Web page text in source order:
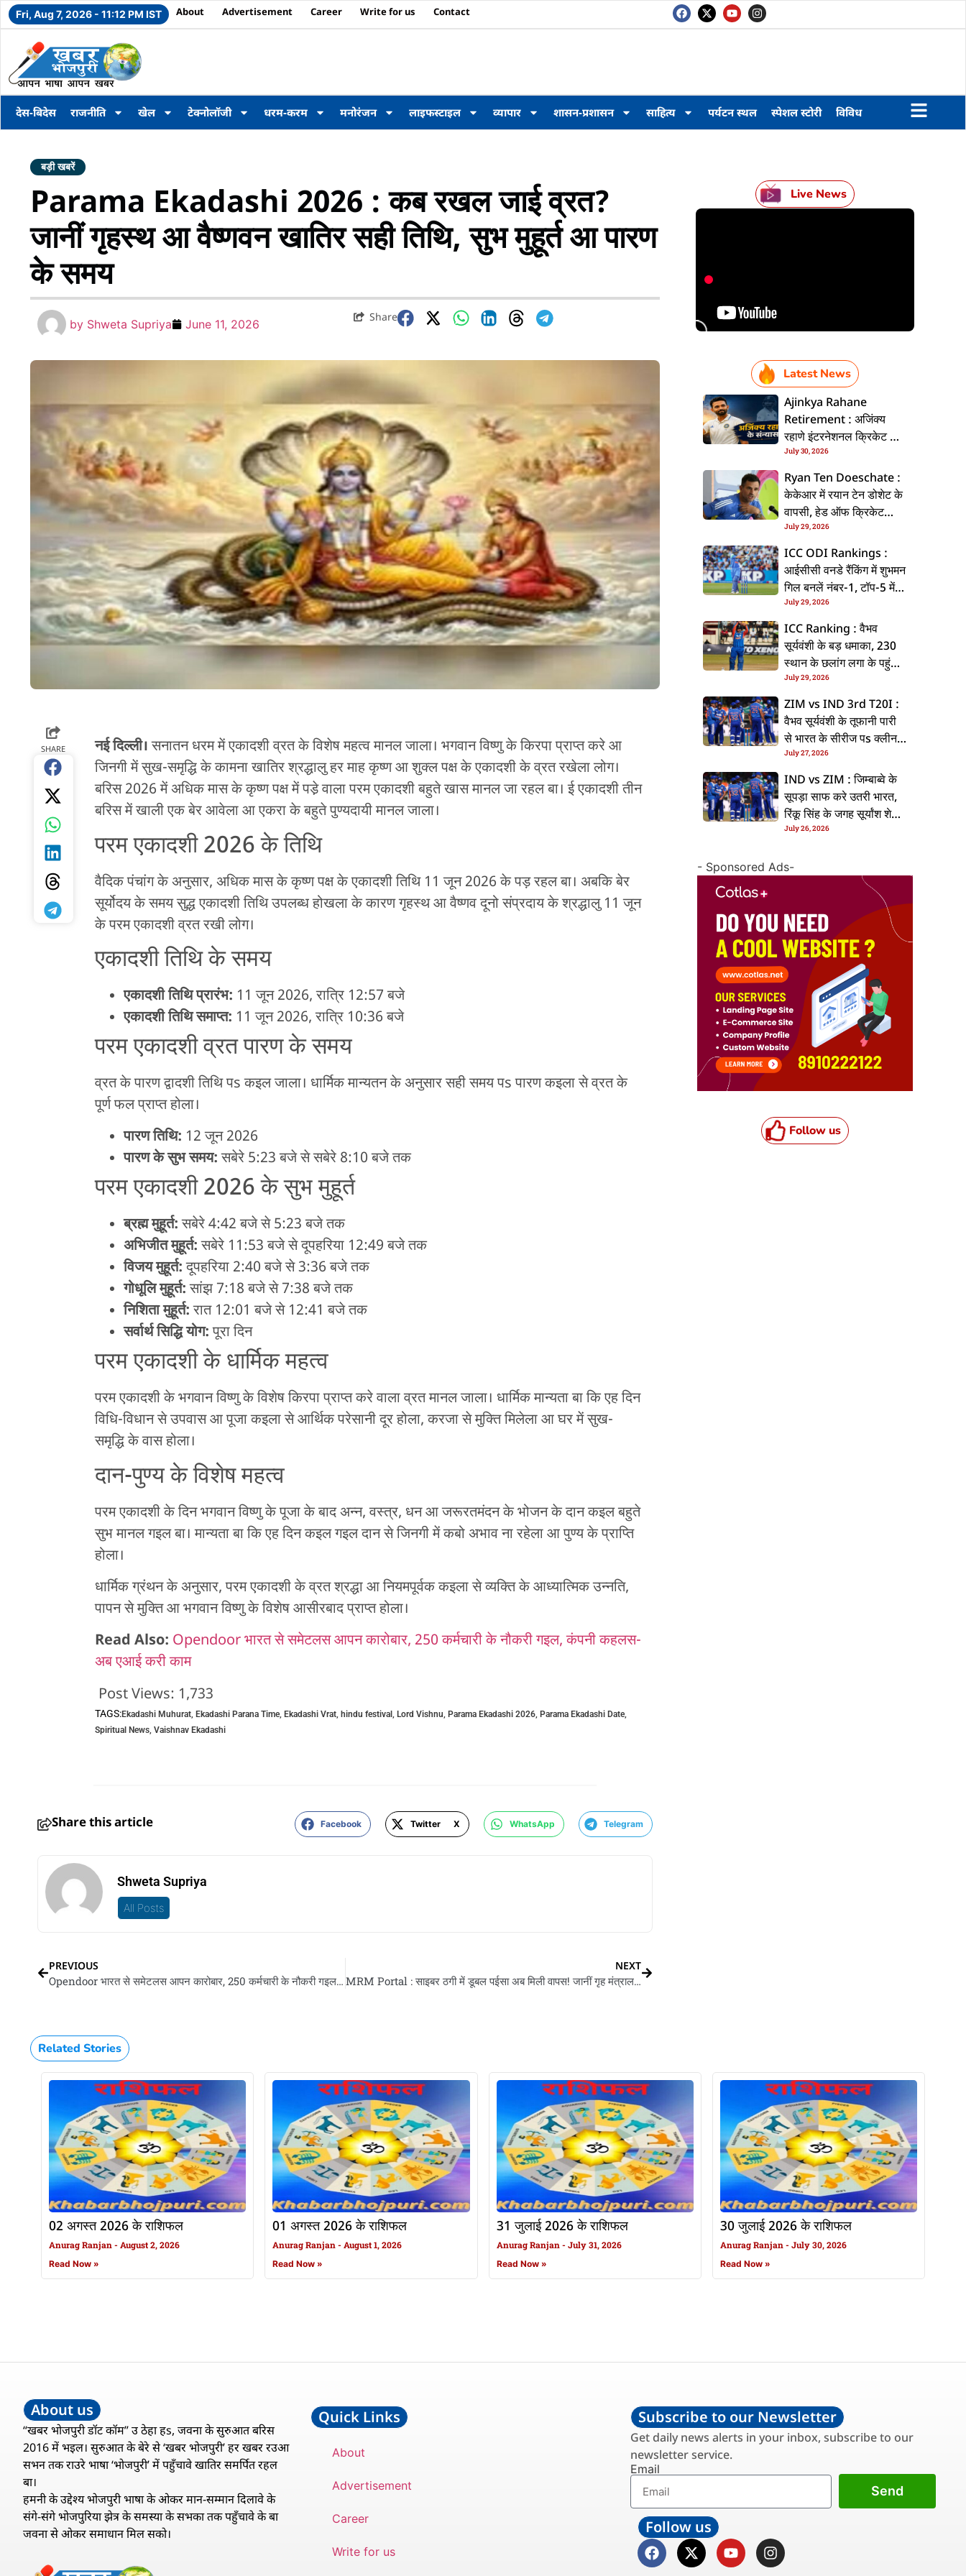
Fri, Aug 7, 2026 - 11:12 PM IST About Advertisement Career Write for us Contact
देस-बिदेस राजनीति खेल टेक्नोलॉजी धरम-करम मनोरंजन लाइफस्टाइल व्यापार शासन-प्रशासन साहित्य पर्यटन स्थल स्पेशल स्टोरी विविध
बड़ी खबरें
Parama Ekadashi 2026 : कब रखल जाई व्रत?
जानीं गृहस्थ आ वैष्णवन खातिर सही तिथि, सुभ मुहूर्त आ पारण
के समय
by Shweta Supriya June 11, 2026
Share
SHARE नई दिल्ली।सनातन धरम में एकादशी व्रत के विशेष महत्व मानल जाला। भगवान विष्णु के किरपा प्राप्त करे आ
जिनगी में सुख-समृद्धि के कामना खातिर श्रद्धालु हर माह कृष्ण आ शुक्ल पक्ष के एकादशी के व्रत रखेला लोग।
बरिस 2026 में अधिक मास के कृष्ण पक्ष में पडे़ वाला परम एकादशी बहुते खास मानल जा रहल बा। ई एकादशी तीन
बरिस में खाली एक बेर आवेला आ एकरा के बहुते पुण्यदायी मानल जाला।
परम एकादशी 2026 के तिथि
वैदिक पंचांग के अनुसार, अधिक मास के कृष्ण पक्ष के एकादशी तिथि 11 जून 2026 के पड़ रहल बा। अबकि बेर
सूर्योदय के समय सुद्ध एकादशी तिथि उपलब्ध होखला के कारण गृहस्थ आ वैष्णव दूनो संप्रदाय के श्रद्धालु 11 जून
के परम एकादशी व्रत रखी लोग।
एकादशी तिथि के समय
एकादशी तिथि प्रारंभ: 11 जून 2026, रात्रि 12:57 बजे
एकादशी तिथि समाप्त: 11 जून 2026, रात्रि 10:36 बजे
परम एकादशी व्रत पारण के समय
व्रत के पारण द्वादशी तिथि पs कइल जाला। धार्मिक मान्यतन के अनुसार सही समय पs पारण कइला से व्रत के
पूर्ण फल प्राप्त होला।
पारण तिथि: 12 जून 2026
पारण के सुभ समय:सबेरे 5:23 बजे से सबेरे 8:10 बजे तक
परम एकादशी 2026 के सुभ मुहूर्त
ब्रह्म मुहूर्त:सबेरे 4:42 बजे से 5:23 बजे तक
अभिजीत मुहूर्त:सबेरे 11:53 बजे से दूपहरिया 12:49 बजे तक
विजय मुहूर्त:दूपहरिया 2:40 बजे से 3:36 बजे तक
गोधूलि मुहूर्त:सांझ 7:18 बजे से 7:38 बजे तक
निशिता मुहूर्त:रात 12:01 बजे से 12:41 बजे तक
सर्वार्थ सिद्धि योग:पूरा दिन
परम एकादशी के धार्मिक महत्व
परम एकादशी के भगवान विष्णु के विशेष किरपा प्राप्त करे वाला व्रत मानल जाला। धार्मिक मान्यता बा कि एह दिन
विधि-विधान से उपवास आ पूजा कइला से आर्थिक परेसानी दूर होला, करजा से मुक्ति मिलेला आ घर में सुख-
समृद्धि के वास होला।
दान-पुण्य के विशेष महत्व
परम एकादशी के दिन भगवान विष्णु के पूजा के बाद अन्न, वस्त्र, धन आ जरूरतमंदन के भोजन के दान कइल बहुते
सुभ मानल गइल बा। मान्यता बा कि एह दिन कइल गइल दान से जिनगी में कबो अभाव ना रहेला आ पुण्य के प्राप्ति
होला।
धार्मिक ग्रंथन के अनुसार, परम एकादशी के व्रत श्रद्धा आ नियमपूर्वक कइला से व्यक्ति के आध्यात्मिक उन्नति,
पापन से मुक्ति आ भगवान विष्णु के विशेष आसीरबाद प्राप्त होला।
Read Also: Opendoor भारत से समेटलस आपन कारोबार, 250 कर्मचारी के नौकरी गइल, कंपनी कहलस-
अब एआई करी काम
Post Views: 1,733
TAGS:Ekadashi Muhurat, Ekadashi Parana Time, Ekadashi Vrat, hindu festival, Lord Vishnu, Parama Ekadashi 2026, Parama Ekadashi Date,
Spiritual News, Vaishnav Ekadashi
Share this article Facebook Twitter X WhatsApp Telegram
Shweta Supriya
All Posts
PREVIOUS
Opendoor भारत से समेटलस आपन कारोबार, 250 कर्मचारी के नौकरी गइल, कंपनी कहलस- अब एआई करी काम
NEXT
MRM Portal : साइबर ठगी में डूबल पईसा अब मिली वापस! जानीं गृह मंत्रालय के नया एमआरएम पोर्टल के पूरा तरीका
Live News
Latest News
Ajinkya Rahane
Retirement : अजिंक्य
रहाणे इंटरनेशनल क्रिकेट से
ललें संन्यास, सोशल मीडिया
पs पोस्ट कs के कइलें एलान
July 30, 2026
Ryan Ten Doeschate :
केकेआर में रयान टेन डोशेट के
वापसी, हेड ऑफ क्रिकेट
स्ट्रेटजी के जिम्मेदारी संभरिहें
July 29, 2026
ICC ODI Rankings :
आईसीसी वनडे रैंकिंग में शुभमन
गिल बनलें नंबर-1, टॉप-5 में
भारत के तीन बल्लेबाज
July 29, 2026
ICC Ranking : वैभव
सूर्यवंशी के बड़ धमाका, 230
स्थान के छलांग लगा के पहुंचलें
48वां नंबर पs
July 29, 2026
ZIM vs IND 3rd T20I :
वैभव सूर्यवंशी के तूफानी पारी
से भारत के सीरीज पs क्लीन
स्वीप, जिम्बाब्वे 35 रन से
हारल
July 27, 2026
IND vs ZIM : जिम्बाब्वे के
सूपड़ा साफ करे उतरी भारत,
रिंकू सिंह के जगह सूर्यांश शेडगे
के मिल सकेला मवका
July 26, 2026
- Sponsored Ads-
Follow us
Related Stories
02 अगस्त 2026 के राशिफल
Anurag Ranjan August 2, 2026
Read Now »
01 अगस्त 2026 के राशिफल
Anurag Ranjan August 1, 2026
Read Now »
31 जुलाई 2026 के राशिफल
Anurag Ranjan July 31, 2026
Read Now »
30 जुलाई 2026 के राशिफल
Anurag Ranjan July 30, 2026
Read Now »
About us
“खबर भोजपुरी डॉट कॉम” उ ठेहा हs, जवना के सुरुआत बरिस
2016 में भइल। सुरुआत के बेरे से ‘खबर भोजपुरी’ हर खबर रउआ
सभन तक राउरे भाषा ‘भोजपुरी’ में पहुँचावे खातिर समर्पित रहल
बा।
हमनी के उद्देश्य भोजपुरी भाषा के ओकर मान-सम्मान दिलावे के
संगे-संगे भोजपुरिया झेत्र के समस्या के सभका तक पहुँचावे के बा
जवना से ओकर समाधान मिल सको।
Quick Links
About
Advertisement
Career
Write for us
Subscribe to our Newsletter
Get daily news alerts in your inbox, subscribe to our
newsletter service.
Email
Send
Follow us